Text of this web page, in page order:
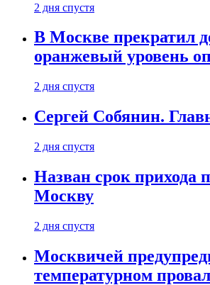
2 дня спустя
В Москве прекратил
оранжевый уровень
2 дня спустя
Сергей Собянин.
2 дня спустя
Назван срок прихода
Москву
2 дня спустя
Москвичей
температурном